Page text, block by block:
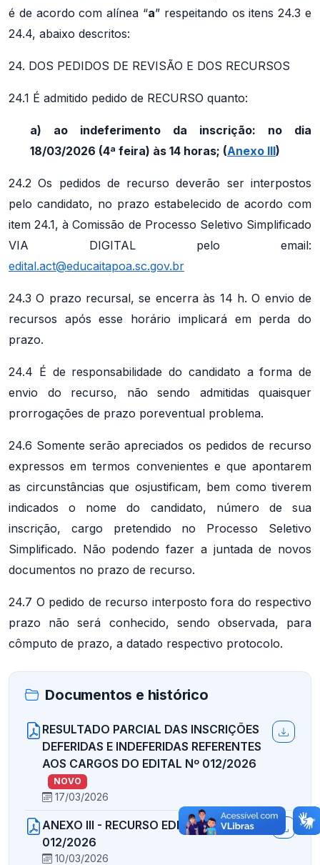
é de acordo com alínea “a” respeitando os itens 24.3 e
24.4, abaixo descritos:
24. DOS PEDIDOS DE REVISÃO E DOS RECURSOS
24.1 É admitido pedido de RECURSO quanto:
a) ao indeferimento da inscrição: no dia
18/03/2026 (4ª feira) às 14 horas; (Anexo III)
24.2 Os pedidos de recurso deverão ser interpostos
pelo candidato, no prazo estabelecido de acordo com
item 24.1, à Comissão de Processo Seletivo Simplificado
VIA DIGITAL pelo email:
edital.act@educaitapoa.sc.gov.br
24.3 O prazo recursal, se encerra às 14 h. O envio de
recursos após esse horário implicará em perda do
prazo.
24.4 É de responsabilidade do candidato a forma de
envio do recurso, não sendo admitidas quaisquer
prorrogações de prazo poreventual problema.
24.6 Somente serão apreciados os pedidos de recurso
expressos em termos convenientes e que apontarem
as circunstâncias que osjustificam, bem como tiverem
indicados o nome do candidato, número de sua
inscrição, cargo pretendido no Processo Seletivo
Simplificado. Não podendo fazer a juntada de novos
documentos no prazo de recurso.
24.7 O pedido de recurso interposto fora do respectivo
prazo não será conhecido, sendo observada, para
cômputo de prazo, a datado respectivo protocolo.
Documentos e histórico
RESULTADO PARCIAL DAS INSCRIÇÕES
DEFERIDAS E INDEFERIDAS REFERENTES
AOS CARGOS DO EDITAL Nº 012/2026
NOVO
17/03/2026
ANEXO III - RECURSO EDITAL ACT Nº
012/2026
10/03/2026